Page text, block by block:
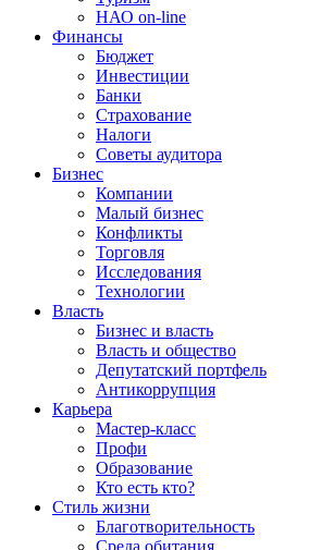
НАО on-line
Финансы
Бюджет
Инвестиции
Банки
Страхование
Налоги
Советы аудитора
Бизнес
Компании
Малый бизнес
Конфликты
Торговля
Исследования
Технологии
Власть
Бизнес и власть
Власть и общество
Депутатский портфель
Антикоррупция
Карьера
Мастер-класс
Профи
Образование
Кто есть кто?
Стиль жизни
Благотворительность
Среда обитания